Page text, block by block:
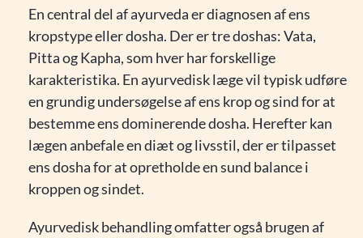
En central del af ayurveda er diagnosen af ens
kropstype eller dosha. Der er tre doshas: Vata,
Pitta og Kapha, som hver har forskellige
karakteristika. En ayurvedisk læge vil typisk udføre
en grundig undersøgelse af ens krop og sind for at
bestemme ens dominerende dosha. Herefter kan
lægen anbefale en diæt og livsstil, der er tilpasset
ens dosha for at opretholde en sund balance i
kroppen og sindet.
Ayurvedisk behandling omfatter også brugen af